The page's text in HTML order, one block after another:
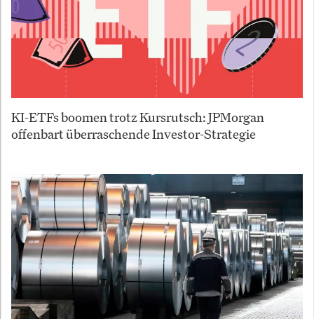
KI-ETFs boomen trotz Kursrutsch: JPMorgan
offenbart überraschende Investor-Strategie